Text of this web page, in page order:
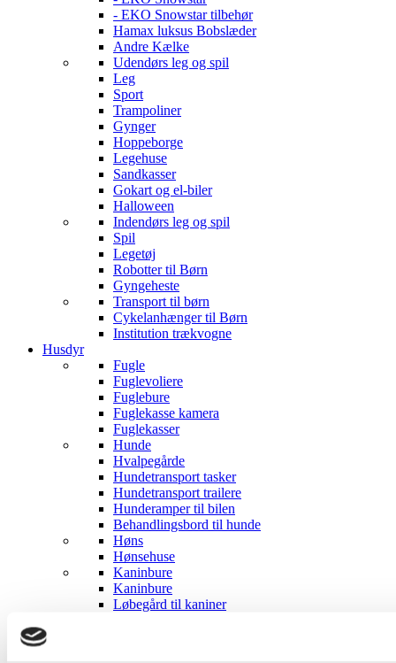
- EKO Snowstar tilbehør
Hamax luksus Bobslæder
Andre Kælke
Udendørs leg og spil
Leg
Sport
Trampoliner
Gynger
Hoppeborge
Legehuse
Sandkasser
Gokart og el-biler
Halloween
Indendørs leg og spil
Spil
Legetøj
Robotter til Børn
Gyngeheste
Transport til børn
Cykelanhænger til Børn
Institution trækvogne
Husdyr
Fugle
Fuglevoliere
Fuglebure
Fuglekasse kamera
Fuglekasser
Hunde
Hvalpegårde
Hundetransport tasker
Hundetransport trailere
Hunderamper til bilen
Behandlingsbord til hunde
Høns
Hønsehuse
Kaninbure
Kaninbure
Løbegård til kaniner